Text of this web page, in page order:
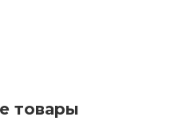
товары